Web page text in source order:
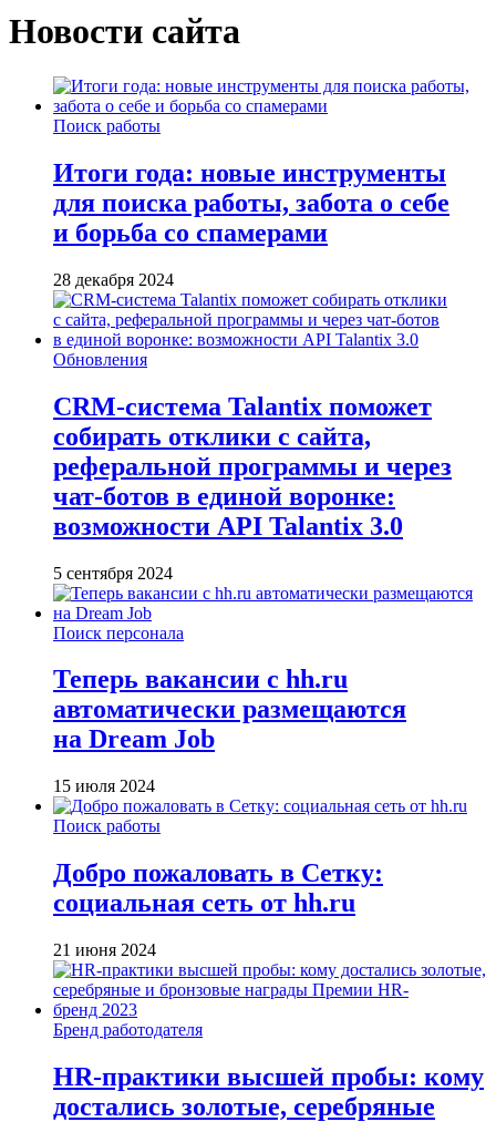
Новости сайта
Поиск работы
Итоги года: новые инструменты
для поиска работы, забота о себе
и борьба со спамерами
28 декабря 2024
Обновления
CRM-система Talantix поможет
собирать отклики с сайта,
реферальной программы и через
чат-ботов в единой воронке:
возможности API Talantix 3.0
5 сентября 2024
Поиск персонала
Теперь вакансии с hh.ru
автоматически размещаются
на Dream Job
15 июля 2024
Поиск работы
Добро пожаловать в Сетку:
социальная сеть от hh.ru
21 июня 2024
Бренд работодателя
HR-практики высшей пробы: кому
достались золотые, серебряные